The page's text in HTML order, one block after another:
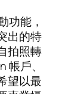
功能，
出的特
拍照轉
戶、
望以最